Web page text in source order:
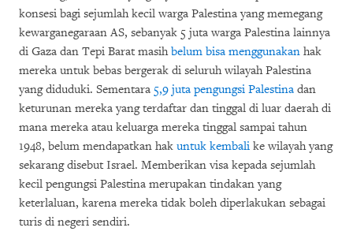
konsesi bagi sejumlah kecil warga Palestina yang memegang
kewarganegaraan AS, sebanyak 5 juta warga Palestina lainnya
di Gaza dan Tepi Barat masihbelum bisa menggunakan hak
mereka untuk bebas bergerak di seluruh wilayah Palestina
yang diduduki. Sementara 5,9 juta pengungsi Palestina dan
keturunan mereka yang terdaftar dan tinggal di luar daerah di
mana mereka atau keluarga mereka tinggal sampai tahun
1948, belum mendapatkan hak untuk kembali ke wilayah yang
sekarang disebut Israel. Memberikan visa kepada sejumlah
kecil pengungsi Palestina merupakan tindakan yang
keterlaluan, karena mereka tidak boleh diperlakukan sebagai
turis di negeri sendiri.